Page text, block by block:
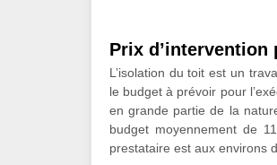
Prix
L’isolation du toit est un
le budget à prévoir pour
en grande partie de la
budget moyennement de
prestataire est aux environs